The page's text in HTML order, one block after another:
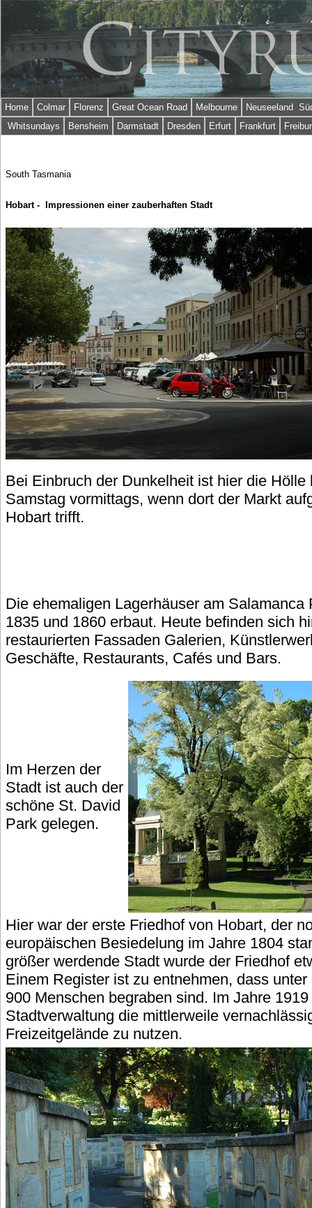
Home Colmar Florenz Great Ocean Road Melbourne
Neuseeland
Whitsundays
Bensheim Darmstadt Dresden Erfurt Frankfurt
South Tasmania
Hobart - Impressionen einer zauberhaften Stadt
Bei Einbruch der Dunkelheit ist hier die Hölle
Samstag vormittags, wenn dort der Markt
Hobart trifft.
Die ehemaligen Lagerhäuser am
1835 und 1860 erbaut. Heute befinden sich
restaurierten Fassaden Galerien,
Geschäfte, Restaurants, Cafés und Bars.
Im Herzen der
Stadt ist auch der
schöne St. David
Park gelegen.
Hier war der erste Friedhof von Hobart, der
europäischen Besiedelung im Jahre 1804
größer werdende Stadt wurde der Friedhof
Einem Register ist zu entnehmen, dass
900 Menschen begraben sind. Im Jahre
Stadtverwaltung die mittlerweile
Freizeitgelände zu nutzen.